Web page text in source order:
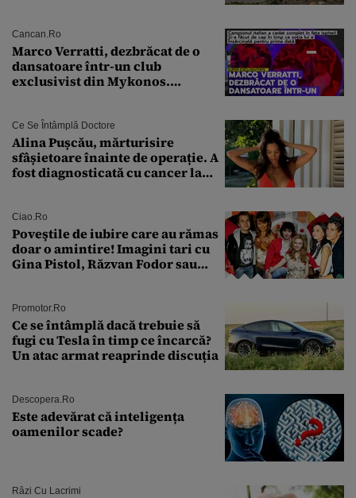
Cancan.ro
Marco Verratti, dezbrăcat de o
dansatoare într-un club
exclusivist din Mykonos.
Ce Se Întâmplă Doctore
Alina Pușcău, mărturisire
sfâșietoare înainte de operație. A
fost diagnosticată cu cancer la
îmi salvez viața”
Ciao.ro
Poveştile de iubire care au rămas
doar o amintire! Imagini tari cu
Gina Pistol, Răzvan Fodor sau
Promotor.ro
Ce se întâmplă dacă trebuie să
fugi cu Tesla în timp ce încarcă?
Un atac armat reaprinde discuția
Descopera.ro
Este adevărat că inteligența
oamenilor scade?
Râzi Cu Lacrimi